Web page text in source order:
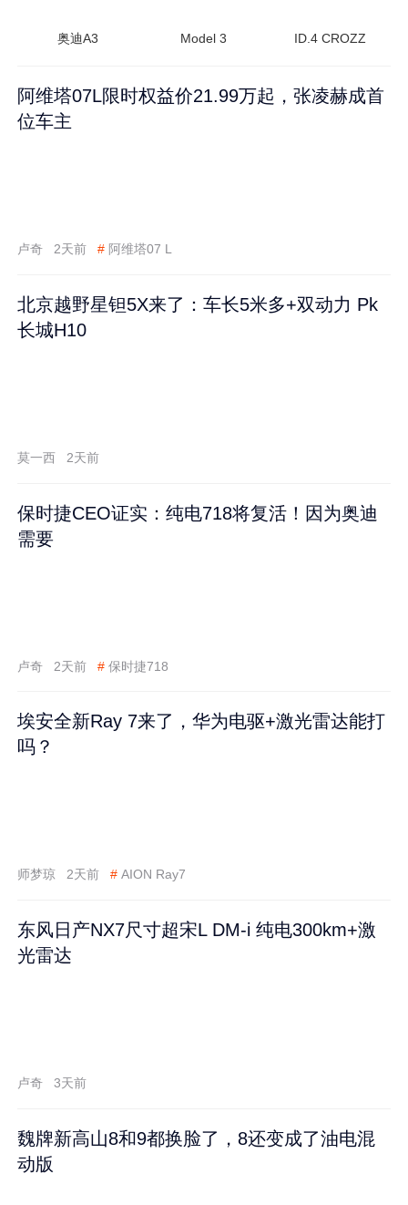
奥迪A3 Model 3 ID.4 CROZZ
阿维塔07L限时权益价21.99万起，张凌赫成首
位车主
卢奇 2天前 # 阿维塔07 L
北京越野星钽5X来了：车长5米多+双动力 Pk
长城H10
莫一西 2天前
保时捷CEO证实：纯电718将复活！因为奥迪
需要
卢奇 2天前 # 保时捷718
埃安全新Ray 7来了，华为电驱+激光雷达能打
吗？
师梦琼 2天前 # AION Ray7
东风日产NX7尺寸超宋L DM-i 纯电300km+激
光雷达
卢奇 3天前
魏牌新高山8和9都换脸了，8还变成了油电混
动版